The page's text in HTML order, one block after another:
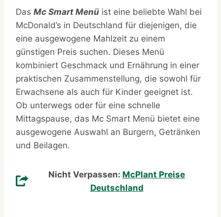
Das Mc Smart Menü ist eine beliebte Wahl bei
McDonald’s in Deutschland für diejenigen, die
eine ausgewogene Mahlzeit zu einem
günstigen Preis suchen. Dieses Menü
kombiniert Geschmack und Ernährung in einer
praktischen Zusammenstellung, die sowohl für
Erwachsene als auch für Kinder geeignet ist.
Ob unterwegs oder für eine schnelle
Mittagspause, das Mc Smart Menü bietet eine
ausgewogene Auswahl an Burgern, Getränken
und Beilagen.
Nicht Verpassen: McPlant Preise
Deutschland